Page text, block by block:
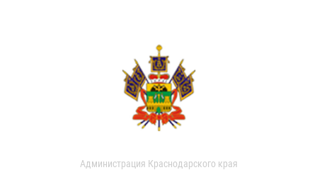
Администрация Краснодарского края